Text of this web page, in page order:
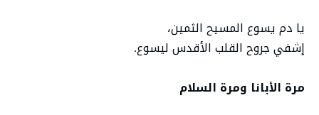
يا دم يسوع المسيح الثمين،
إشفي جروح القلب الأقدس ليسوع.
مرة الأبانا ومرة السلام